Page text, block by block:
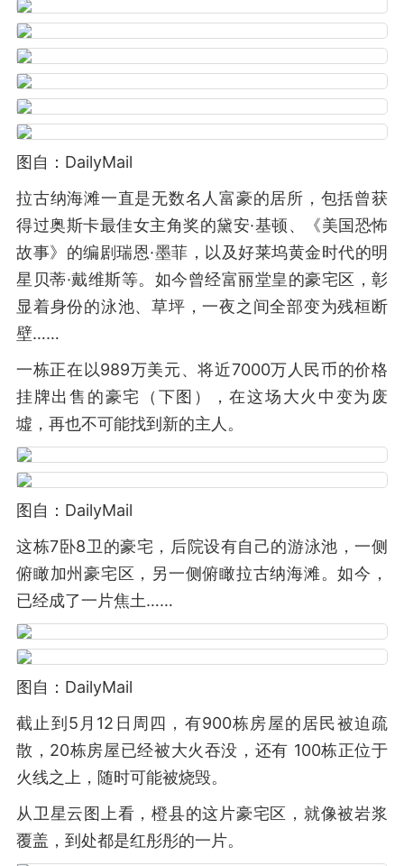
图自：DailyMail
拉古纳海滩一直是无数名人富豪的居所，包括曾获
得过奥斯卡最佳女主角奖的黛安·基顿、《美国恐怖
故事》的编剧瑞恩·墨菲，以及好莱坞黄金时代的明
星贝蒂·戴维斯等。如今曾经富丽堂皇的豪宅区，彰
显着身份的泳池、草坪，一夜之间全部变为残桓断
壁……
一栋正在以989万美元、将近7000万人民币的价格
挂牌出售的豪宅（下图），在这场大火中变为废
墟，再也不可能找到新的主人。
图自：DailyMail
这栋7卧8卫的豪宅，后院设有自己的游泳池，一侧
俯瞰加州豪宅区，另一侧俯瞰拉古纳海滩。如今，
已经成了一片焦土……
图自：DailyMail
截止到5月12日周四，有900栋房屋的居民被迫疏
散，20栋房屋已经被大火吞没，还有 100栋正位于
火线之上，随时可能被烧毁。
从卫星云图上看，橙县的这片豪宅区，就像被岩浆
覆盖，到处都是红彤彤的一片。